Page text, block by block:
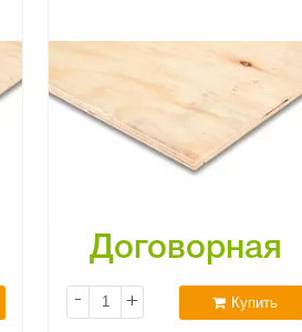
Договорная
- + Купить